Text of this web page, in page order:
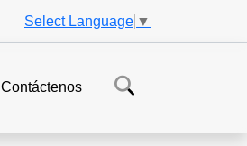
Select Language ▼
Contáctenos